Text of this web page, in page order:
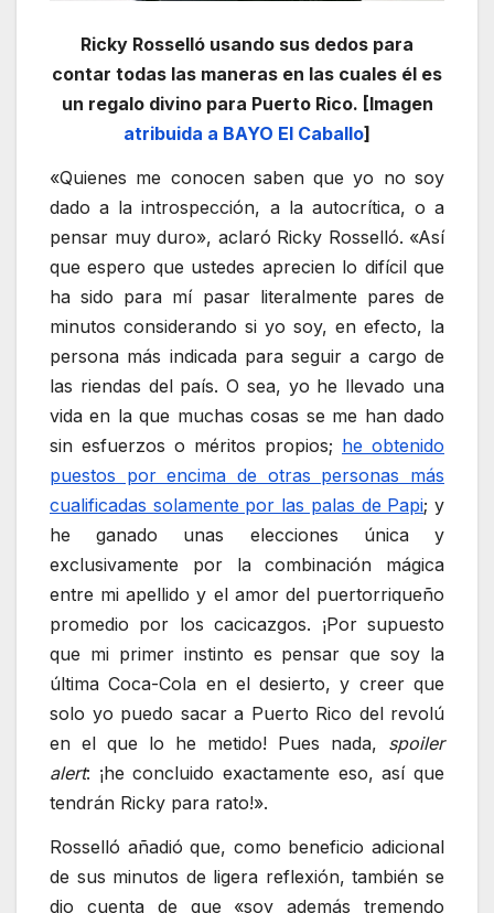
Ricky Rosselló usando sus dedos para
contar todas las maneras en las cuales él es
un regalo divino para Puerto Rico. [Imagen
atribuida a BAYO El Caballo]
«Quienes me conocen saben que yo no soy
dado a la introspección, a la autocrítica, o a
pensar muy duro», aclaró Ricky Rosselló. «Así
que espero que ustedes aprecien lo difícil que
ha sido para mí pasar literalmente pares de
minutos considerando si yo soy, en efecto, la
persona más indicada para seguir a cargo de
las riendas del país. O sea, yo he llevado una
vida en la que muchas cosas se me han dado
sin esfuerzos o méritos propios; he obtenido
puestos por encima de otras personas más
cualificadas solamente por las palas de Papi; y
he ganado unas elecciones única y
exclusivamente por la combinación mágica
entre mi apellido y el amor del puertorriqueño
promedio por los cacicazgos. ¡Por supuesto
que mi primer instinto es pensar que soy la
última Coca-Cola en el desierto, y creer que
solo yo puedo sacar a Puerto Rico del revolú
en el que lo he metido! Pues nada, spoiler
alert: ¡he concluido exactamente eso, así que
tendrán Ricky para rato!».
Rosselló añadió que, como beneficio adicional
de sus minutos de ligera reflexión, también se
dio cuenta de que «soy además tremendo